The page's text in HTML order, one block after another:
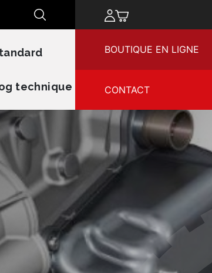
Rechercher
technique
BOUTIQUE EN LIGNE
CONTACT